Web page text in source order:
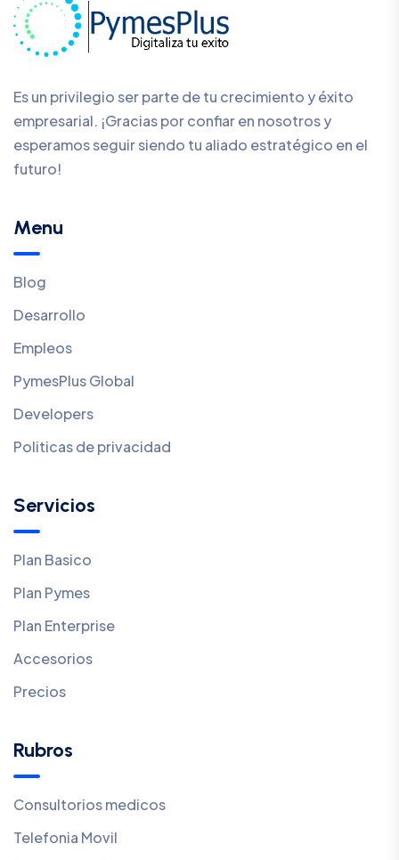
Es un privilegio ser parte de tu crecimiento y éxito
empresarial. ¡Gracias por confiar en nosotros y
esperamos seguir siendo tu aliado estratégico en el
futuro!
Menu
Blog
Desarrollo
Empleos
PymesPlus Global
Developers
Politicas de privacidad
Servicios
Plan Basico
Plan Pymes
Plan Enterprise
Accesorios
Precios
Rubros
Consultorios medicos
Telefonia Movil